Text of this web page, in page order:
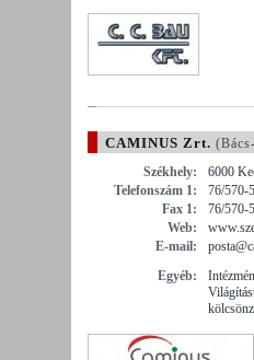
CAMINUS Zrt.
Székhely:
6000
Telefonszám 1:
76/570-
Fax 1:
76/570-
Web:
E-mail:
Egyéb: